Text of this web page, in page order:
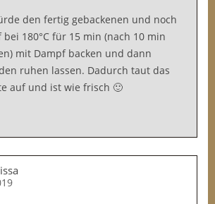
den fertig gebackenen und noch
180°C für 15 min (nach 10 min
mit Dampf backen und dann
ruhen lassen. Dadurch taut das
auf und ist wie frisch 🙂